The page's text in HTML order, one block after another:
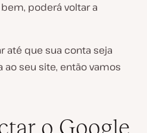
poderá voltar a
até que sua conta seja
ao seu site, então vamos
o Google